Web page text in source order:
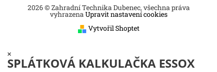
2026 © Zahradní Technika Dubenec, všechna práva
vyhrazenaUpravit nastavení cookies
Vytvořil Shoptet
×
SPLÁTKOVÁ KALKULAČKA ESSOX